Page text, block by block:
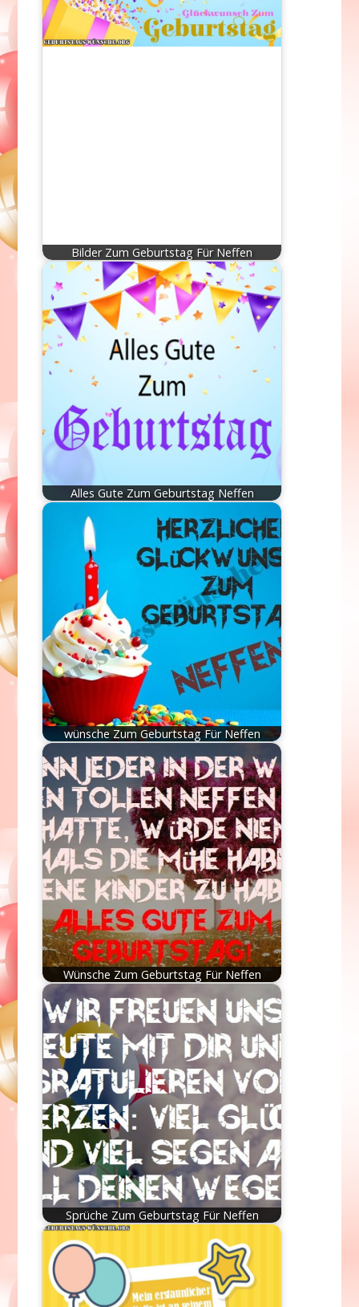
Bilder Zum Geburtstag Für Neffen
Alles Gute Zum Geburtstag Neffen
wünsche Zum Geburtstag Für Neffen
Wünsche Zum Geburtstag Für Neffen
Sprüche Zum Geburtstag Für Neffen